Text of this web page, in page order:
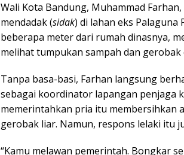
Wali Kota Bandung, Muhammad
mendadak (sidak) di lahan eks Palaguna
beberapa meter dari rumah dinasnya,
melihat tumpukan sampah dan
Tanpa basa-basi, Farhan langsung
sebagai koordinator lapangan penjaga
memerintahkan pria itu membersihkan
gerobak liar. Namun, respons lelaki itu
“Kamu melawan pemerintah. Bongkar